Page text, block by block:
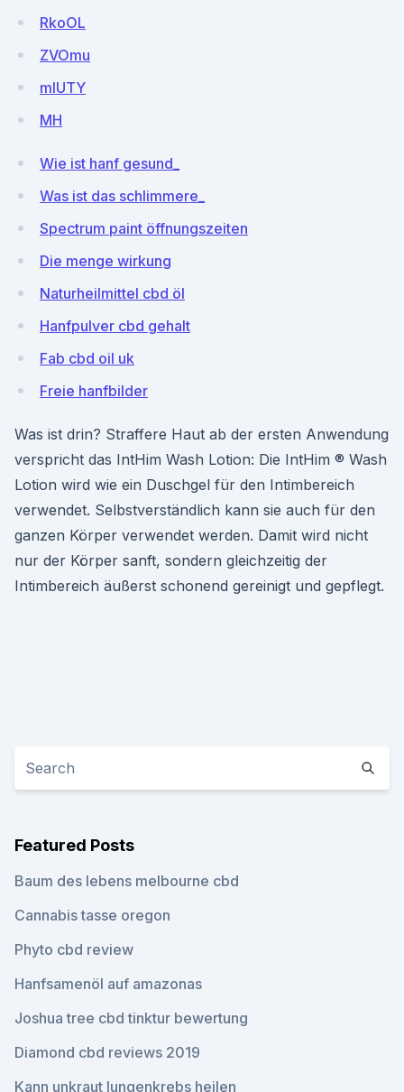
RkoOL
ZVOmu
mlUTY
MH
Wie ist hanf gesund_
Was ist das schlimmere_
Spectrum paint öffnungszeiten
Die menge wirkung
Naturheilmittel cbd öl
Hanfpulver cbd gehalt
Fab cbd oil uk
Freie hanfbilder
Was ist drin? Straffere Haut ab der ersten Anwendung
verspricht das IntHim Wash Lotion: Die IntHim ® Wash
Lotion wird wie ein Duschgel für den Intimbereich
verwendet. Selbstverständlich kann sie auch für den
ganzen Körper verwendet werden. Damit wird nicht
nur der Körper sanft, sondern gleichzeitig der
Intimbereich äußerst schonend gereinigt und gepflegt.
Featured Posts
Baum des lebens melbourne cbd
Cannabis tasse oregon
Phyto cbd review
Hanfsamenöl auf amazonas
Joshua tree cbd tinktur bewertung
Diamond cbd reviews 2019
Kann unkraut lungenkrebs heilen